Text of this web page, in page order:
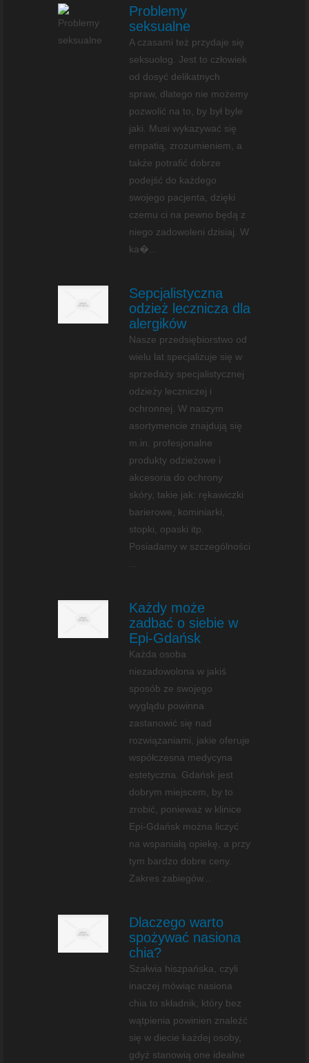
Problemy
seksualne
A czasami też przydaje się
seksuolog. Jest to człowiek
od dosyć delikatnych
spraw, dlatego nie możemy
pozwolić na to, by był byle
jaki. Musi wykazywać się
empatią, zrozumieniem, a
także potrafić dobrze
podejść do każdego
swojego pacjenta, dzięki
czemu ci na pewno będą z
niego zadowoleni dzisiaj. W
ka�...
Sepcjalistyczna
odzież lecznicza dla
alergików
Nasze przedsiębiorstwo od
wielu lat specjalizuje się w
sprzedaży specjalistycznej
odzieży leczniczej i
ochronnej. W naszym
asortymencie znajdują się
m.in. profesjonalne
produkty odzieżowe i
akcesoria do ochrony
skóry, takie jak: rękawiczki
barierowe, kominiarki,
stopki, opaski itp.
Posiadamy w szczególności
Każdy może
zadbać o siebie w
Epi-Gdańsk
Każda osoba
niezadowolona w jakiś
sposób ze swojego
wyglądu powinna
zastanowić się nad
rozwiązaniami, jakie oferuje
współczesna medycyna
estetyczna. Gdańsk jest
dobrym miejscem, by to
zrobić, ponieważ w klinice
Epi-Gdańsk można liczyć
na wspaniałą opiekę, a przy
tym bardzo dobre ceny.
Zakres zabiegów...
Dlaczego warto
spożywać nasiona
chia?
Szałwia hiszpańska, czyli
inaczej mówiąc nasiona
chia to składnik, który bez
wątpienia powinien znaleźć
się w diecie każdej osoby,
gdyż stanowią one idealne